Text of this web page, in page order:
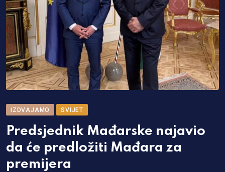
IZDVAJAMO SVIJET
Predsjednik Mađarske najavio
da će predložiti Mađara za
premijera